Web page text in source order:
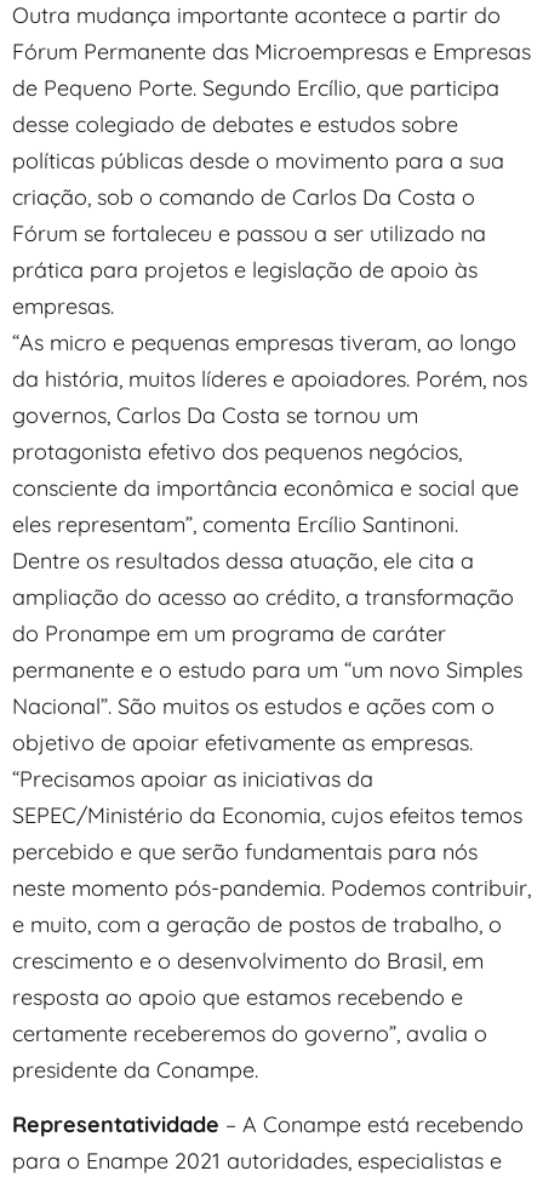
Outra mudança importante acontece a partir do
Fórum Permanente das Microempresas e Empresas
de Pequeno Porte. Segundo Ercílio, que participa
desse colegiado de debates e estudos sobre
políticas públicas desde o movimento para a sua
criação, sob o comando de Carlos Da Costa o
Fórum se fortaleceu e passou a ser utilizado na
prática para projetos e legislação de apoio às
empresas.
“As micro e pequenas empresas tiveram, ao longo
da história, muitos líderes e apoiadores. Porém, nos
governos, Carlos Da Costa se tornou um
protagonista efetivo dos pequenos negócios,
consciente da importância econômica e social que
eles representam”, comenta Ercílio Santinoni.
Dentre os resultados dessa atuação, ele cita a
ampliação do acesso ao crédito, a transformação
do Pronampe em um programa de caráter
permanente e o estudo para um “um novo Simples
Nacional”. São muitos os estudos e ações com o
objetivo de apoiar efetivamente as empresas.
“Precisamos apoiar as iniciativas da
SEPEC/Ministério da Economia, cujos efeitos temos
percebido e que serão fundamentais para nós
neste momento pós-pandemia. Podemos contribuir,
e muito, com a geração de postos de trabalho, o
crescimento e o desenvolvimento do Brasil, em
resposta ao apoio que estamos recebendo e
certamente receberemos do governo”, avalia o
presidente da Conampe.
Representatividade – A Conampe está recebendo
para o Enampe 2021 autoridades, especialistas e